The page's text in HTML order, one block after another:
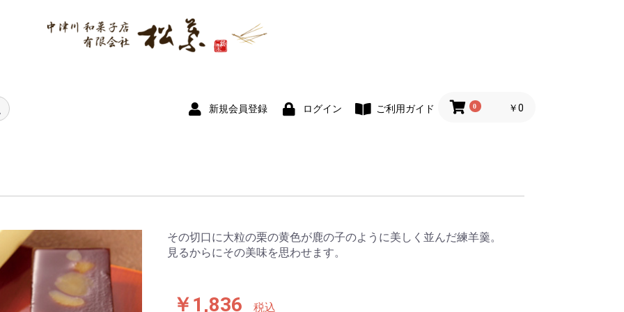
新規会員登録 ログイン ご利用ガイド 0 ￥0
その切口に大粒の栗の黄色が鹿の子のように美しく並んだ練羊羹。
見るからにその美味を思わせます。
￥1,836 税込